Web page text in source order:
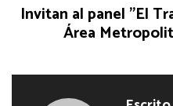
Invitan al panel "El
Área